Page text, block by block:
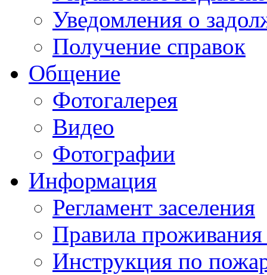
Уведомления о
Получение справок
Общение
Фотогалерея
Видео
Фотографии
Информация
Регламент заселения
Правила
Инструкция по